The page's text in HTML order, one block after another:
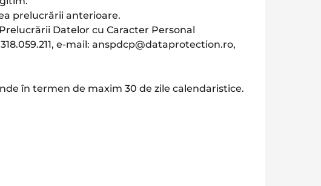
prelucrării anterioare.
Datelor cu Caracter Personal
e-mail: anspdcp@dataprotection.ro,
în termen de maxim 30 de zile calendaristice.